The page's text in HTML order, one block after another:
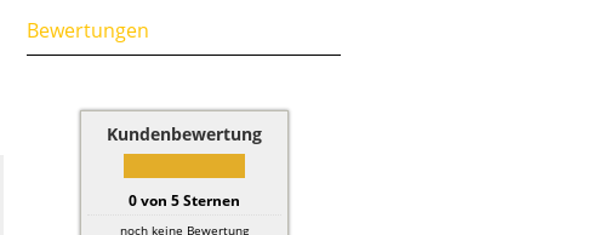
Bewertungen
Kundenbewertung
0von 5Sternen
noch keine Bewertung